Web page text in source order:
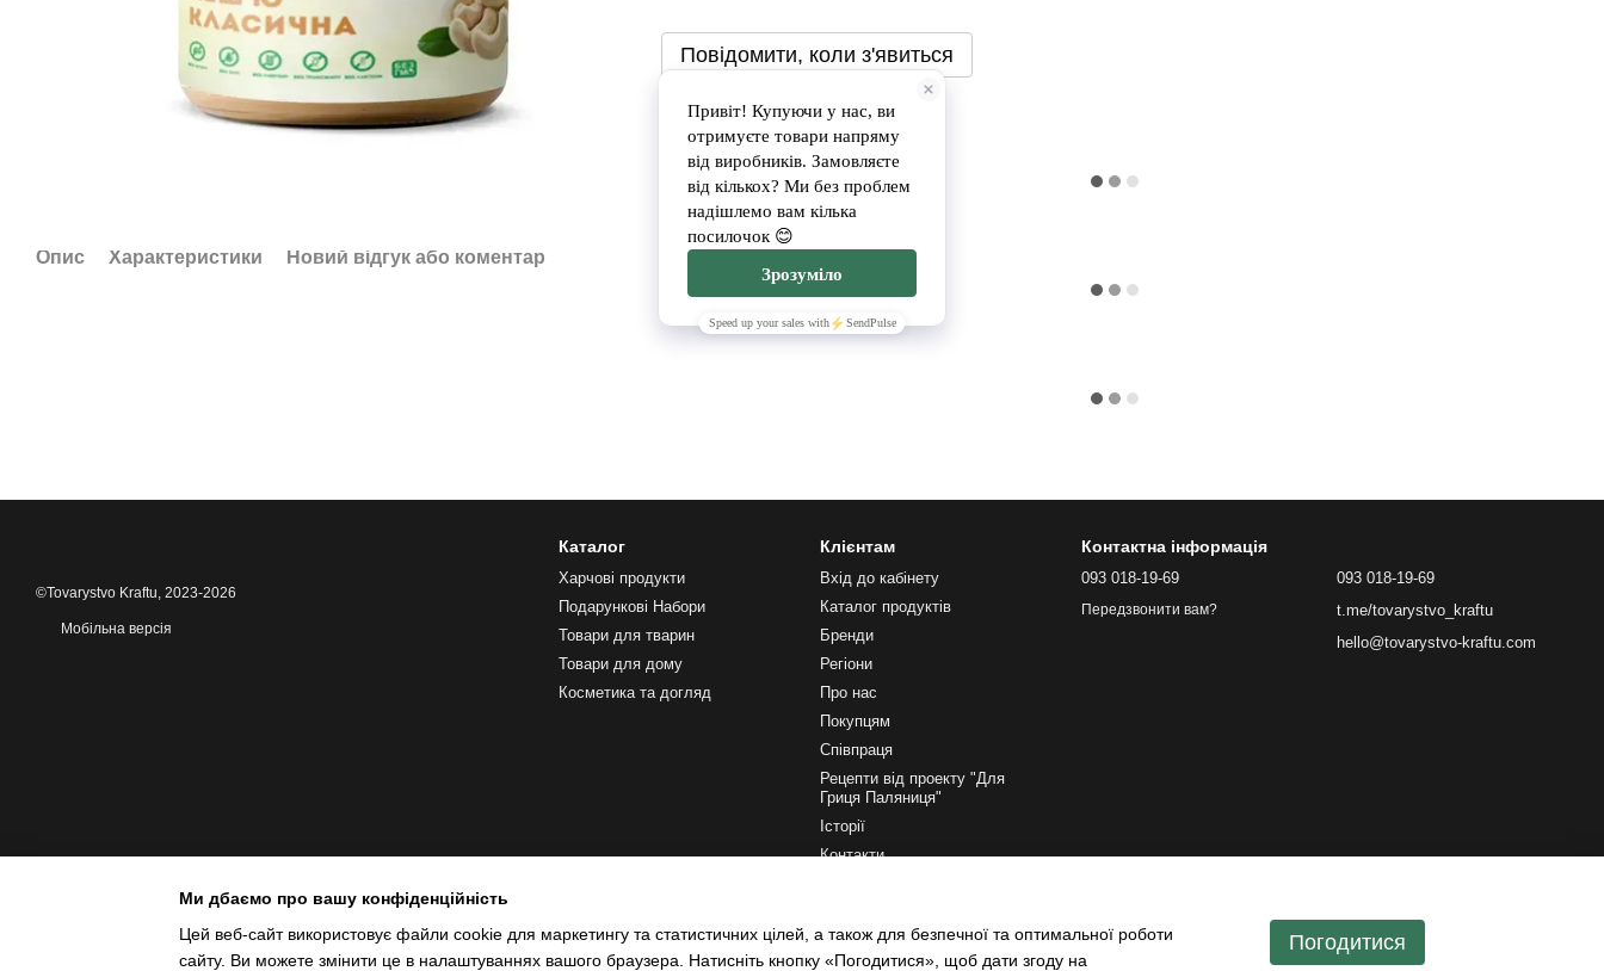
Опис Характеристики Новий відгук або коментар
Повідомити, коли з'явиться
©Tovarystvo Kraftu, 2023-2026
Мобільна версія
Каталог
Харчові продукти
Подарункові Набори
Товари для тварин
Товари для дому
Косметика та догляд
Клієнтам
Вхід до кабінету
Каталог продуктів
Бренди
Регіони
Про нас
Покупцям
Співпраця
Рецепти від проекту "Для
Гриця Паляниця"
Історії
Контакти
Контактна інформація
093 018-19-69
Передзвонити вам?
093 018-19-69
t.me/tovarystvo_kraftu
hello@tovarystvo-kraftu.com
Ми дбаємо про вашу конфіденційність
Цей веб-сайт використовує файли cookie для маркетингу та статистичних цілей, а також для безпечної та оптимальної роботи
сайту. Ви можете змінити це в налаштуваннях вашого браузера. Натисніть кнопку «Погодитися», щоб дати згоду на
Погодитися